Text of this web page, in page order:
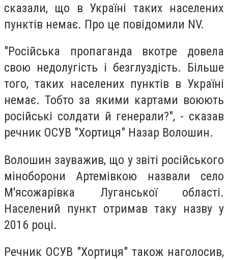
сказали, що в Україні таких населених
пунктів немає. Про це повідомили NV.
"Російська пропаганда вкотре довела
свою недолугість і безглуздість. Більше
того, таких населених пунктів в Україні
немає. Тобто за якими картами воюють
російські солдати й генерали?", - сказав
речник ОСУВ "Хортиця" Назар Волошин.
Волошин зауважив, що у звіті російського
міноборони Артемівкою назвали село
М'ясожарівка Луганської області.
Населений пункт отримав таку назву у
2016 році.
Речник ОСУВ "Хортиця" також наголосив,